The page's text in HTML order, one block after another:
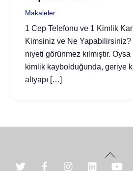
Makaleler
1 Cep Telefonu ve 1 Kimlik
Kimsiniz ve Ne
niyeti görünmez kılmıştır.
kimlik kaybolduğunda, geriye
altyapı […]
Back
To